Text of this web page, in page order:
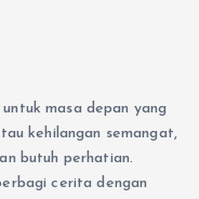
masa depan yang
kehilangan semangat,
butuh perhatian.
cerita dengan